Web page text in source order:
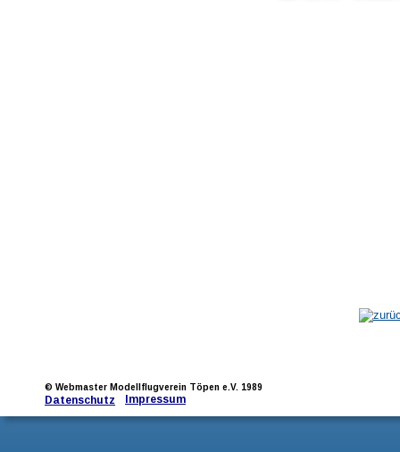
© Webmaster Modellflugverein Töpen e.V. 1989
Datenschutz Impressum